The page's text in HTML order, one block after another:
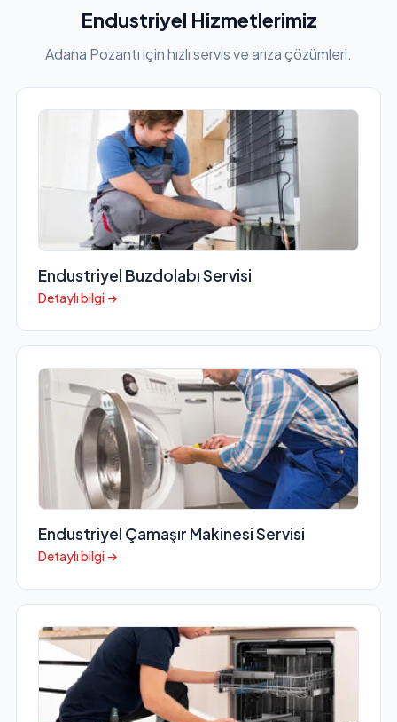
Endustriyel Hizmetlerimiz
Adana Pozantı için hızlı servis ve arıza çözümleri.
Endustriyel Buzdolabı Servisi
Detaylı bilgi →
Endustriyel Çamaşır Makinesi Servisi
Detaylı bilgi →